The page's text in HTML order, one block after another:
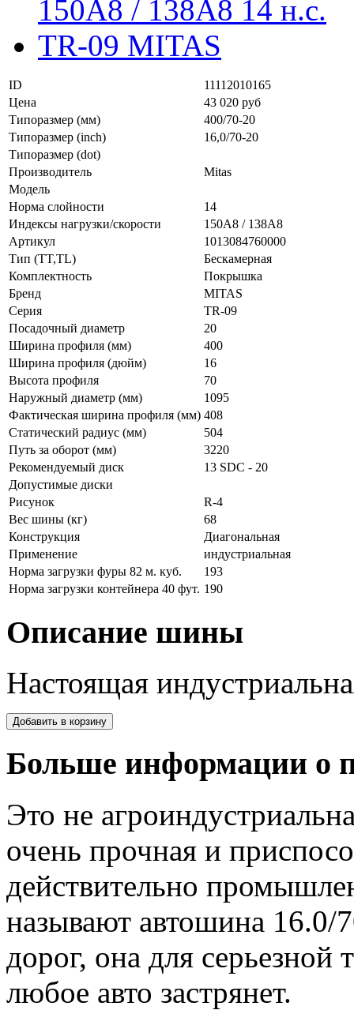
ID
11112010165
Цена
43 020 руб
Типоразмер (мм)
400/70-20
Типоразмер (inch)
16,0/70-20
Типоразмер (dot)
Производитель
Mitas
Модель
Норма слойности
14
Индексы нагрузки/скорости
150A8 / 138A8
Артикул
1013084760000
Тип (TT,TL)
Бескамерная
Комплектность
Покрышка
Бренд
MITAS
Серия
TR-09
Посадочный диаметр
20
Ширина профиля (мм)
400
Ширина профиля (дюйм)
16
Высота профиля
70
Наружный диаметр (мм)
1095
Фактическая ширина профиля (мм) 408
Статический радиус (мм)
504
Путь за оборот (мм)
3220
Рекомендуемый диск
13 SDC - 20
Допустимые диски
Рисунок
R-4
Вес шины (кг)
68
Конструкция
Диагональная
Применение
индустриальная
Норма загрузки фуры 82 м. куб.
193
Норма загрузки контейнера 40 фут. 190
Описание шины
Настоящая
Больше информации о
Это не
очень прочная и
действительно
называют автошина 16.0/
дорог, она для
любое авто застрянет.